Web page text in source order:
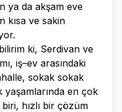
ya da akşam eve
kısa ve sakin
ki, Serdivan ve
iş–ev arasındaki
sokak sokak
yaşamlarında en çok
hızlı bir çözüm